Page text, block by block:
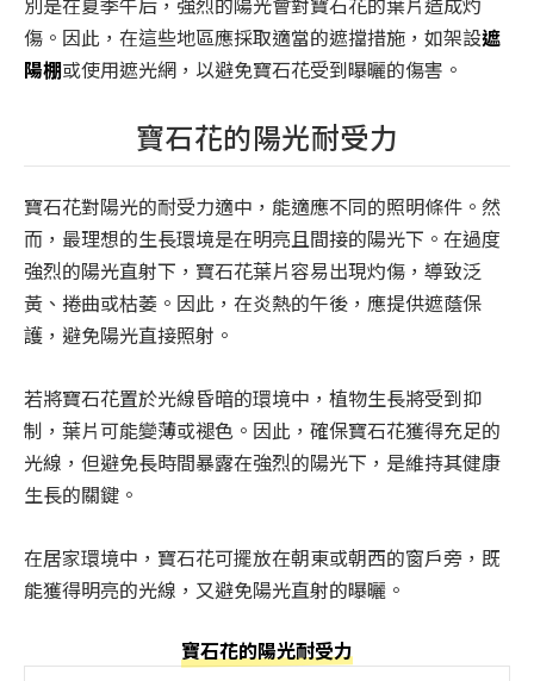
傷。因此，在這些地區應採取適當的遮擋措施，如架設遮
陽棚或使用遮光網，以避免寶石花受到曝曬的傷害。
寶石花的陽光耐受力
寶石花對陽光的耐受力適中，能適應不同的照明條件。然
而，最理想的生長環境是在明亮且間接的陽光下。在過度
強烈的陽光直射下，寶石花葉片容易出現灼傷，導致泛
黃、捲曲或枯萎。因此，在炎熱的午後，應提供遮蔭保
護，避免陽光直接照射。
若將寶石花置於光線昏暗的環境中，植物生長將受到抑
制，葉片可能變薄或褪色。因此，確保寶石花獲得充足的
光線，但避免長時間暴露在強烈的陽光下，是維持其健康
生長的關鍵。
在居家環境中，寶石花可擺放在朝東或朝西的窗戶旁，既
能獲得明亮的光線，又避免陽光直射的曝曬。
寶石花的陽光耐受力